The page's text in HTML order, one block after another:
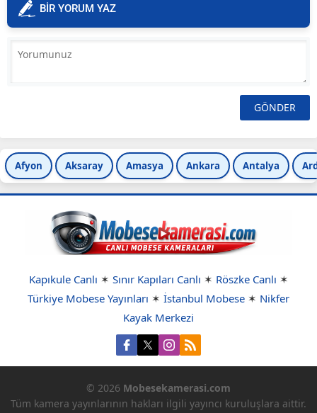
BİR YORUM YAZ
Afyon Aksaray Amasya Ankara Antalya
Kapıkule Canlı ✶ Sınır Kapıları Canlı ✶ Röszke Canlı ✶
Türkiye Mobese Yayınları ✶ İstanbul Mobese ✶ Nikfer
Kayak Merkezi
© 2026 Mobesekamerasi.com
Tüm kamera yayınlarının hakları ilgili yayıncı kuruluşlara aittir.